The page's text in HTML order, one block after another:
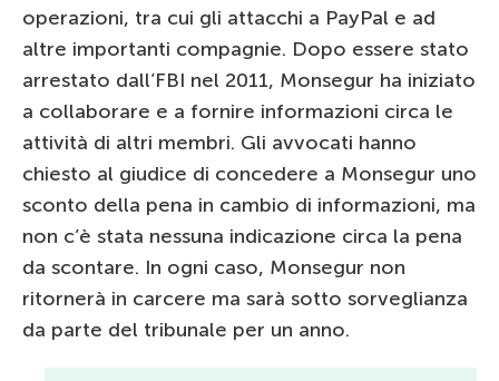
operazioni, tra cui gli attacchi a PayPal e ad
altre importanti compagnie. Dopo essere stato
arrestato dall’FBI nel 2011, Monsegur ha iniziato
a collaborare e a fornire informazioni circa le
attività di altri membri. Gli avvocati hanno
chiesto al giudice di concedere a Monsegur uno
sconto della pena in cambio di informazioni, ma
non c’è stata nessuna indicazione circa la pena
da scontare. In ogni caso, Monsegur non
ritornerà in carcere ma sarà sotto sorveglianza
da parte del tribunale per un anno.